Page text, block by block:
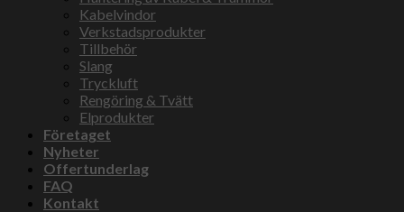
Kabelvindor
Verkstadsprodukter
Tillbehör
Slang
Tryckluft
Rengöring & Tvätt
Elprodukter
Företaget
Nyheter
Offertunderlag
FAQ
Kontakt